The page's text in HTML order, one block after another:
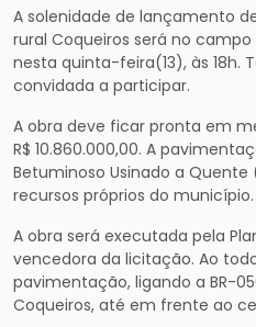
A solenidade de lançamento
rural Coqueiros será no
nesta quinta-feira(13), às 18h.
convidada a participar.
A obra deve ficar pronta em
R$ 10.860.000,00. A
Betuminoso Usinado a
recursos próprios do município.
A obra será executada pela
vencedora da licitação. Ao
pavimentação, ligando a BR-
Coqueiros, até em frente ao